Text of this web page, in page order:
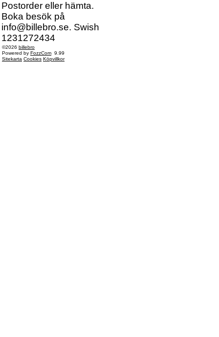
Postorder eller hämta.
Boka besök på
info@billebro.se. Swish
1231272434
©2026 billebro
Powered by FozzCom 9.99
Sitekarta Cookies Köpvillkor